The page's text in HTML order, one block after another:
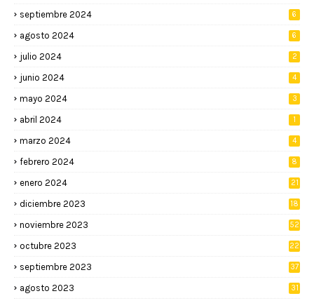
septiembre 2024 6
agosto 2024 6
julio 2024 2
junio 2024 4
mayo 2024 3
abril 2024 1
marzo 2024 4
febrero 2024 8
enero 2024 21
diciembre 2023 18
noviembre 2023 52
octubre 2023 22
septiembre 2023 37
agosto 2023 31